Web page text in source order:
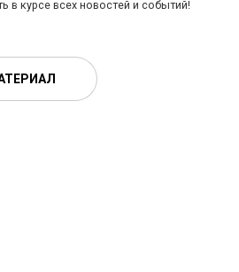
в курсе всех новостей и событий!